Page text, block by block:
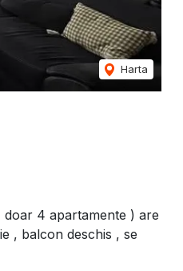
Harta
doar 4 apartamente ) are
, balcon deschis , se